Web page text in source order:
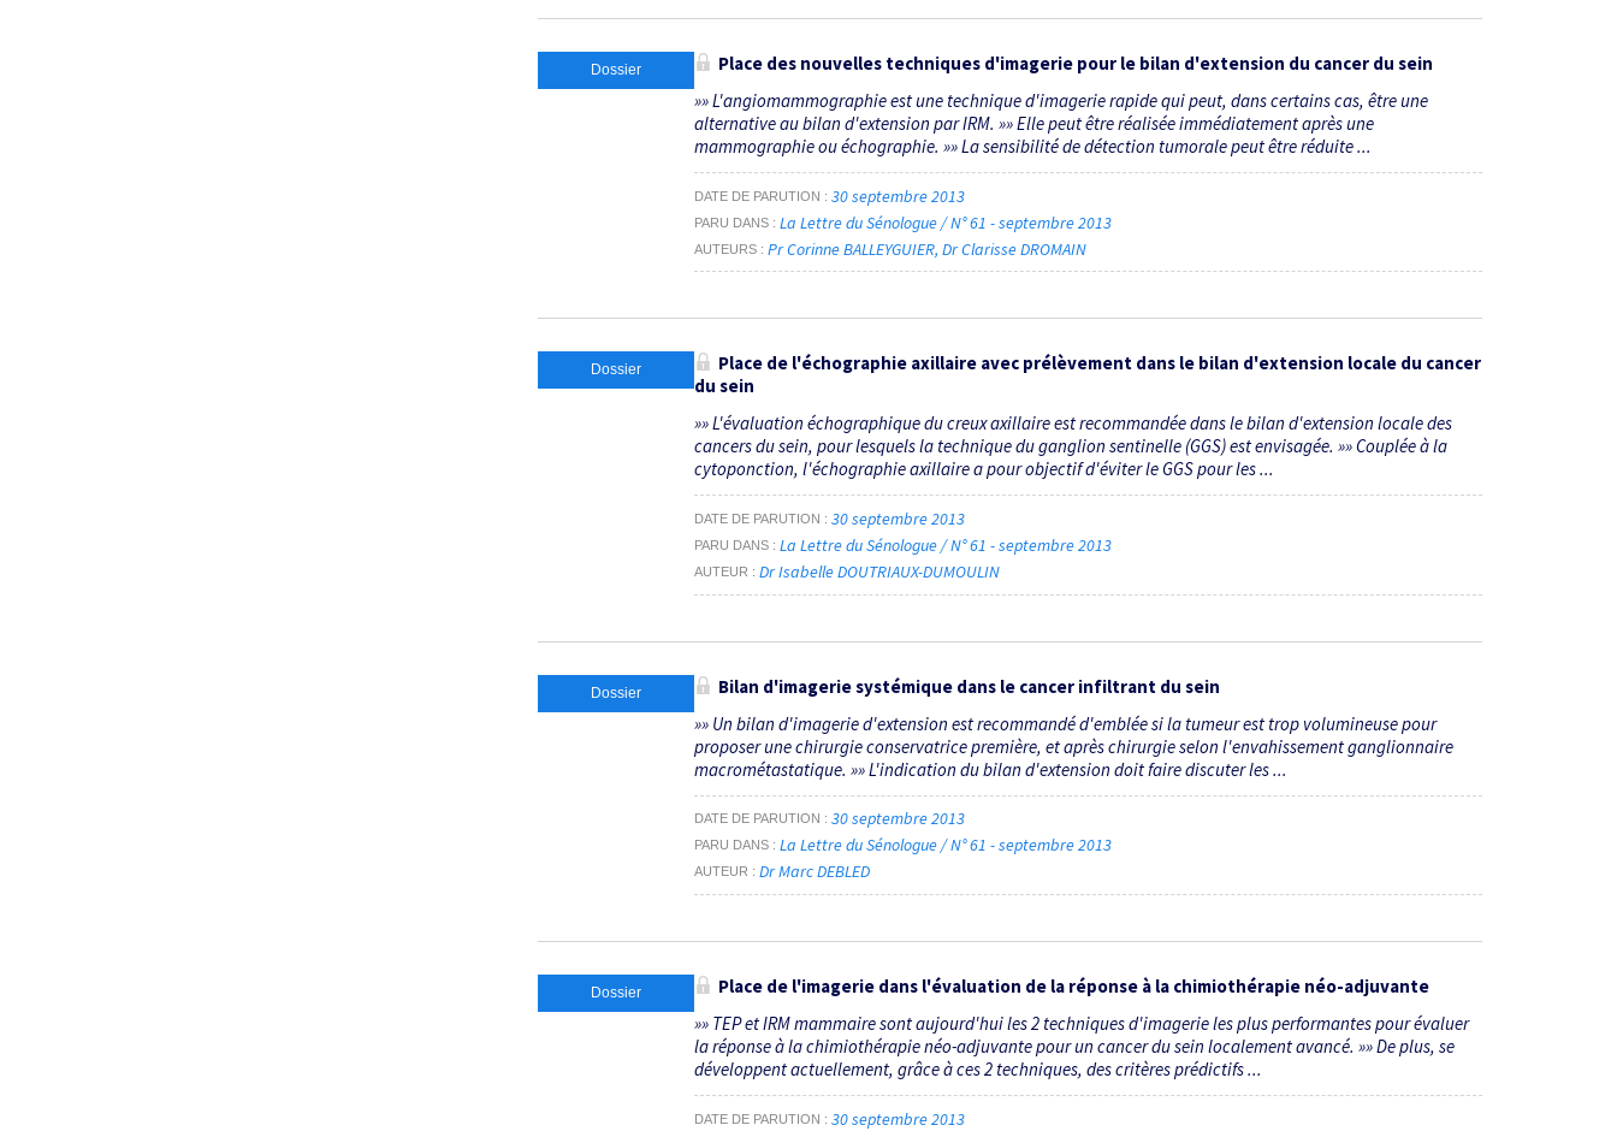
Dossier
Place des nouvelles techniques d'imagerie pour le bilan d'extension du cancer du sein
»» L'angiomammographie est une technique d'imagerie rapide qui peut, dans certains cas, être une
alternative au bilan d'extension par IRM. »» Elle peut être réalisée immédiatement après une
mammographie ou échographie. »» La sensibilité de détection tumorale peut être réduite ...
DATE DE PARUTION 30 septembre 2013
PARU DANS La Lettre du Sénologue / N° 61 - septembre 2013
AUTEURS Pr Corinne BALLEYGUIER Dr Clarisse DROMAIN
Dossier
Place de l'échographie axillaire avec prélèvement dans le bilan d'extension locale du cancer
du sein
»» L'évaluation échographique du creux axillaire est recommandée dans le bilan d'extension locale des
cancers du sein, pour lesquels la technique du ganglion sentinelle (GGS) est envisagée. »» Couplée à la
cytoponction, l'échographie axillaire a pour objectif d'éviter le GGS pour les ...
DATE DE PARUTION 30 septembre 2013
PARU DANS La Lettre du Sénologue / N° 61 - septembre 2013
AUTEUR Dr Isabelle DOUTRIAUX-DUMOULIN
Dossier
Bilan d'imagerie systémique dans le cancer infiltrant du sein
»» Un bilan d'imagerie d'extension est recommandé d'emblée si la tumeur est trop volumineuse pour
proposer une chirurgie conservatrice première, et après chirurgie selon l'envahissement ganglionnaire
macrométastatique. »» L'indication du bilan d'extension doit faire discuter les ...
DATE DE PARUTION 30 septembre 2013
PARU DANS La Lettre du Sénologue / N° 61 - septembre 2013
AUTEUR Dr Marc DEBLED
Dossier
Place de l'imagerie dans l'évaluation de la réponse à la chimiothérapie néo-adjuvante
»» TEP et IRM mammaire sont aujourd'hui les 2 techniques d'imagerie les plus performantes pour évaluer
la réponse à la chimiothérapie néo-adjuvante pour un cancer du sein localement avancé. »» De plus, se
développent actuellement, grâce à ces 2 techniques, des critères prédictifs ...
DATE DE PARUTION 30 septembre 2013